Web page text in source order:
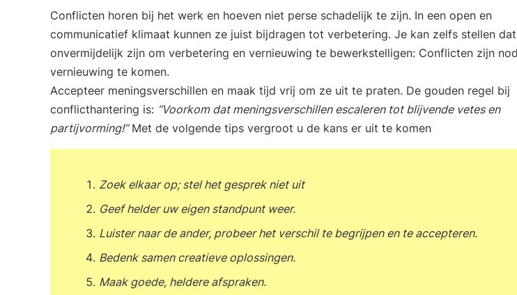
Conflicten horen bij het werk en hoeven niet perse schadelijk te zijn. In een open en
communicatief klimaat kunnen ze juist bijdragen tot verbetering. Je kan zelfs stellen
onvermijdelijk zijn om verbetering en vernieuwing te bewerkstelligen: Conflicten zijn
vernieuwing te komen.
Accepteer meningsverschillen en maak tijd vrij om ze uit te praten. De gouden regel bij
conflicthantering is: “Voorkom dat meningsverschillen escaleren tot blijvende vetes en
partijvorming!”Met de volgende tips vergroot u de kans er uit te komen
Zoek elkaar op; stel het gesprek niet uit
Geef helder uw eigen standpunt weer.
Luister naar de ander, probeer het verschil te begrijpen en te accepteren.
Bedenk samen creatieve oplossingen.
Maak goede, heldere afspraken.